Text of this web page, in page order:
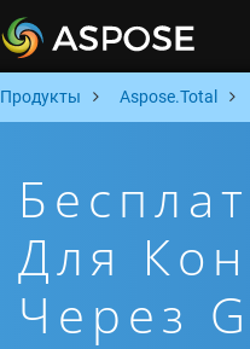
Продукты Aspose.Total
Для
Через